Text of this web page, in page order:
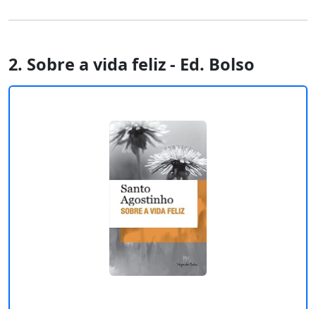
2. Sobre a vida feliz - Ed. Bolso